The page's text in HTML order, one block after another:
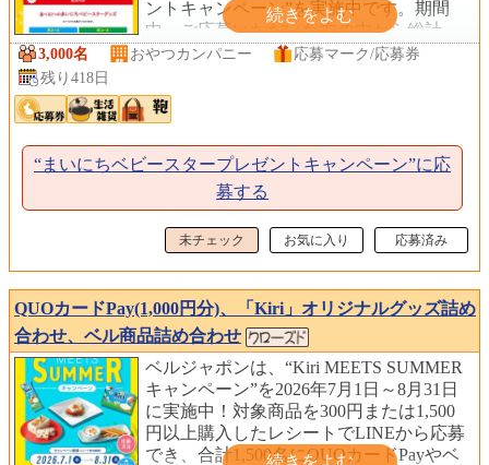
ントキャンペーン”を実施中です。期間
中、ご応募いただいた方の中から総計
3,000名様に選べる2つのまいにちベビー
3,000名 おやつカンパニー
応募マーク/応募券
残り418日
“まいにちベビースタープレゼントキャンペーン”に応
募する
未チェック お気に入り 応募済み
QUOカードPay(1,000円分)、「Kiri」オリジナルグッズ詰め
合わせ、ベル商品詰め合わせ
ベルジャポンは、“Kiri MEETS SUMMER
キャンペーン”を2026年7月1日～8月31日
に実施中！対象商品を300円または1,500
円以上購入したレシートでLINEから応募
でき、合計1,500名にQUOカードPayやベ